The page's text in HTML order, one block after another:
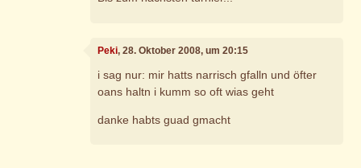
Peki, 28. Oktober 2008, um 20:15
i sag nur: mir hatts narrisch gfalln und öfter
oans haltn i kumm so oft wias geht
danke habts guad gmacht